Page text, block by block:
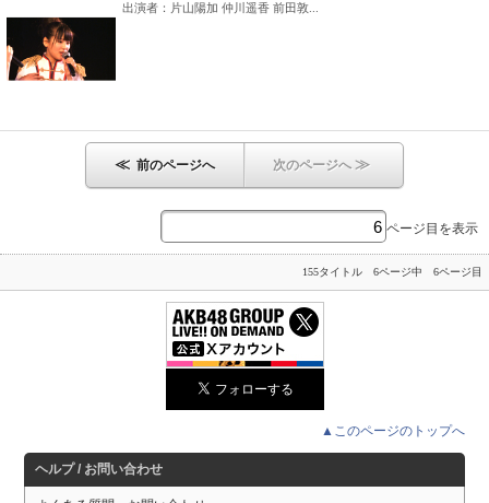
出演者：片山陽加 仲川遥香 前田敦...
≪ 前のページへ 次のページへ≫
ページ目を表示
155タイトル 6ページ中 6ページ目
▲このページのトップへ
ヘルプ / お問い合わせ